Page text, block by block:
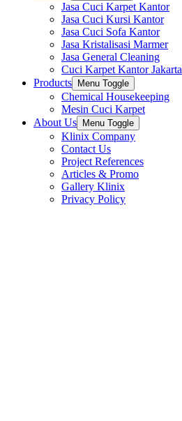
Jasa Cuci Karpet Kantor
Jasa Cuci Kursi Kantor
Jasa Cuci Sofa Kantor
Jasa Kristalisasi Marmer
Jasa General Cleaning
Cuci Karpet Kantor Jakarta
Products
Menu Toggle
Chemical Housekeeping
Mesin Cuci Karpet
About Us
Menu Toggle
Klinix Company
Contact Us
Project References
Articles & Promo
Gallery Klinix
Privacy Policy